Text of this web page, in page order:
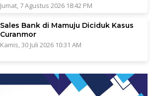
Jumat, 7 Agustus 2026 18:42 PM
Sales Bank di Mamuju Diciduk Kasus
Curanmor
Kamis, 30 Juli 2026 10:31 AM